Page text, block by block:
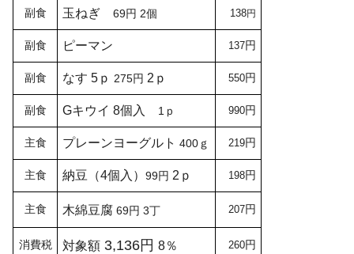
副食 玉ねぎ69円 2個 138円
副食 ピーマン 137円
副食 なす 5ｐ 275円 2ｐ 550円
副食 Gキウイ 8個入 1ｐ 990円
主食 プレーンヨーグルト400ｇ 219円
主食 納豆（4個入）99円 2ｐ 198円
主食 木綿豆腐69円 3丁 207円
消費税 対象額 3,136円8％ 260円